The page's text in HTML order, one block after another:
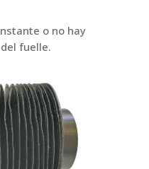
o no hay
fuelle.